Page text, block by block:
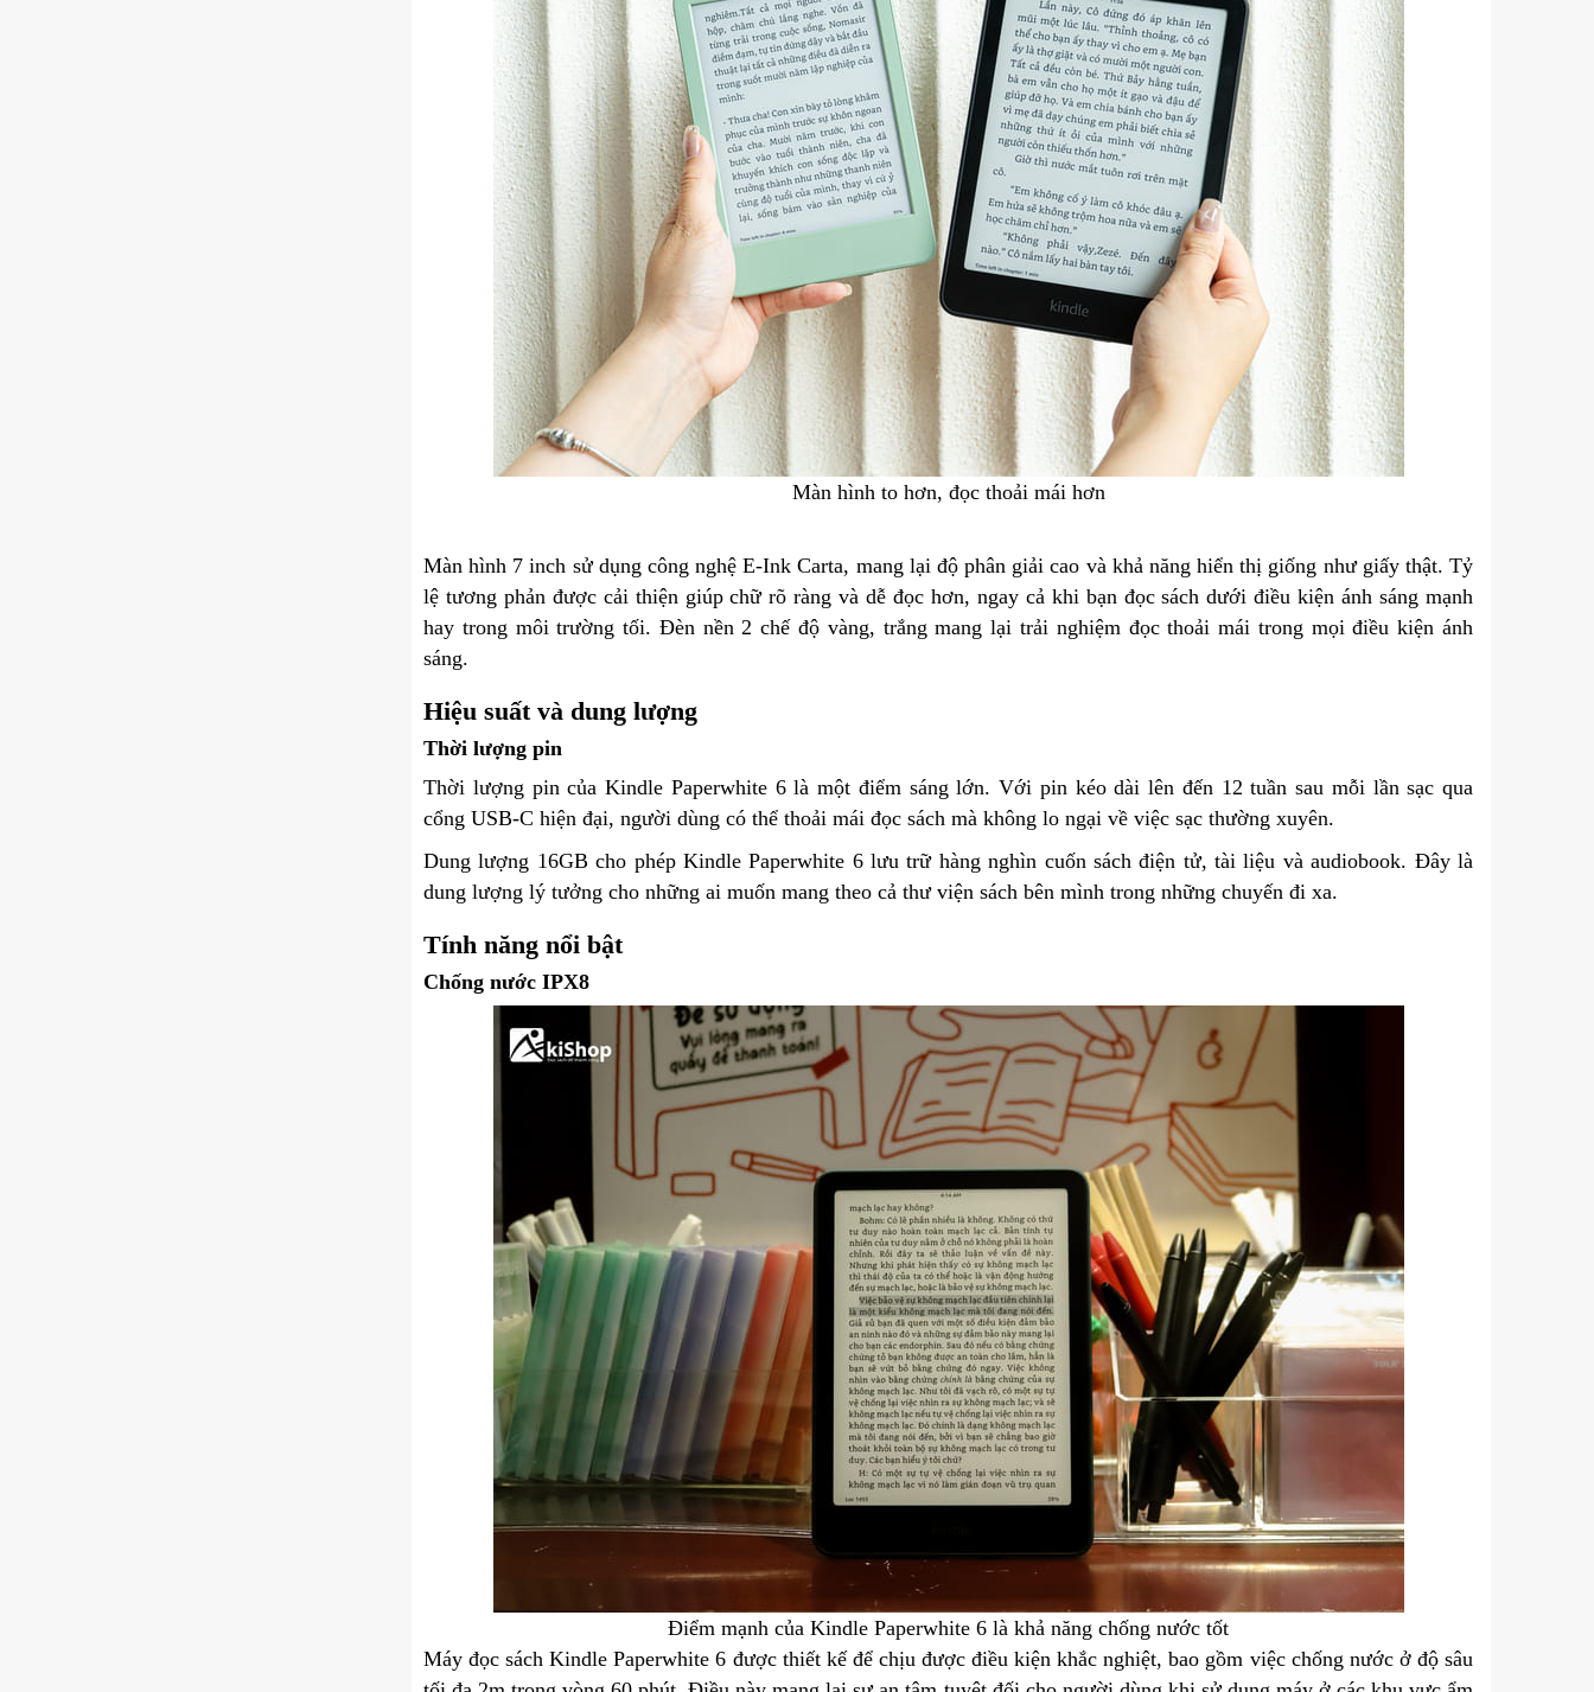
Màn hình to hơn, đọc thoải mái hơn
Màn hình 7 inch sử dụng công nghệ E-Ink Carta, mang lại độ phân giải cao và khả năng hiển thị giống như giấy thật. Tỷ
lệ tương phản được cải thiện giúp chữ rõ ràng và dễ đọc hơn, ngay cả khi bạn đọc sách dưới điều kiện ánh sáng mạnh
hay trong môi trường tối. Đèn nền 2 chế độ vàng, trắng mang lại trải nghiệm đọc thoải mái trong mọi điều kiện ánh
sáng.
Hiệu suất và dung lượng
Thời lượng pin
Thời lượng pin của Kindle Paperwhite 6 là một điểm sáng lớn. Với pin kéo dài lên đến 12 tuần sau mỗi lần sạc qua
cổng USB-C hiện đại, người dùng có thể thoải mái đọc sách mà không lo ngại về việc sạc thường xuyên.
Dung lượng 16GB cho phép Kindle Paperwhite 6 lưu trữ hàng nghìn cuốn sách điện tử, tài liệu và audiobook. Đây là
dung lượng lý tưởng cho những ai muốn mang theo cả thư viện sách bên mình trong những chuyến đi xa.
Tính năng nổi bật
Chống nước IPX8
Điểm mạnh của Kindle Paperwhite 6 là khả năng chống nước tốt
Máy đọc sách Kindle Paperwhite 6 được thiết kế để chịu được điều kiện khắc nghiệt, bao gồm việc chống nước ở độ sâu